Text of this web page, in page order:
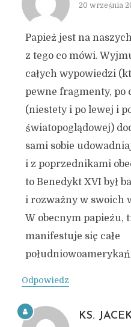
20 września
Papież jest na
z tego co mówi.
całych wypowiedzi
pewne fragmenty, po
(niestety i po lewej i
światopoglądowej)
sami sobie
i z poprzednikami
to Benedykt XVI był
i rozważny w swoich
W obecnym papieżu,
manifestuje się całe
Odpowiedz
KS.